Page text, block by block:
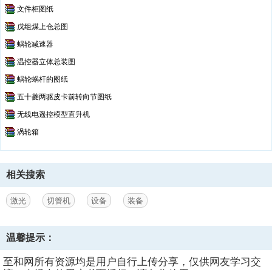
文件柜图纸
戊组煤上仓总图
蜗轮减速器
温控器立体总装图
蜗轮蜗杆的图纸
五十菱两驱皮卡前转向节图纸
无线电遥控模型直升机
涡轮箱
相关搜索
激光 切管机 设备 装备
温馨提示：
至和网所有资源均是用户自行上传分享，仅供网友学习交